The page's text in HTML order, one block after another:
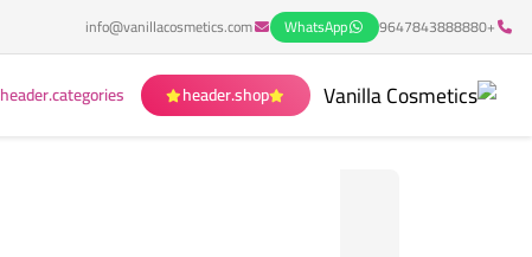
+9647843888880
WhatsApp
info@vanillacosmetics.com
header.shop
header.categories